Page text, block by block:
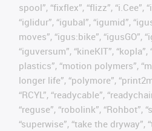
spool”, “fixflex”, “flizz”, “i.Cee”,
“iglidur”, “igubal”, “igumid”,
moves”, “igus:bike”, “igusGO”,
“iguversum”, “kineKIT”,
plastics”, “motion polymers”,
longer life”, “polymore”,
“RCYL”, “readycable”,
“reguse”, “robolink”, “Rohbot”,
“superwise”, “take the dryway”,